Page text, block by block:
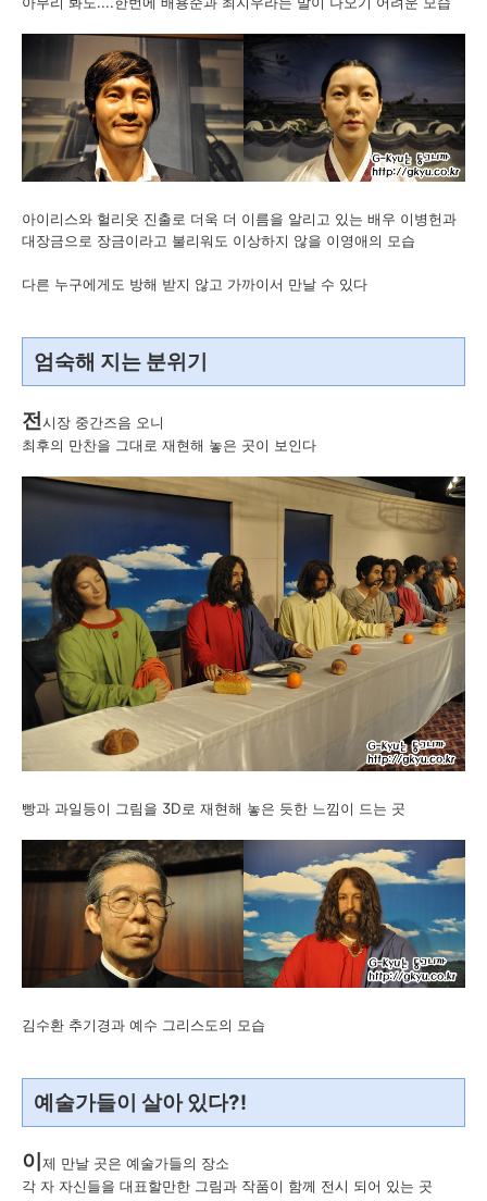
아이리스와 헐리웃 진출로 더욱 더 이름을 알리고 있는 배우 이병헌과
대장금으로 장금이라고 불리워도 이상하지 않을 이영애의 모습
다른 누구에게도 방해 받지 않고 가까이서 만날 수 있다
엄숙해 지는 분위기
전시장 중간즈음 오니
최후의 만찬을 그대로 재현해 놓은 곳이 보인다
빵과 과일등이 그림을 3D로 재현해 놓은 듯한 느낌이 드는 곳
김수환 추기경과 예수 그리스도의 모습
예술가들이 살아 있다?!
이제 만날 곳은 예술가들의 장소
각 자 자신들을 대표할만한 그림과 작품이 함께 전시 되어 있는 곳